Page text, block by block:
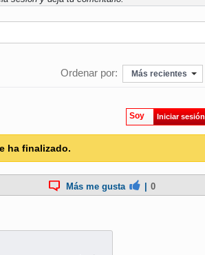
Ordenar por: Más recientes
Soy Iniciar sesión
ha finalizado.
Más me gusta 0